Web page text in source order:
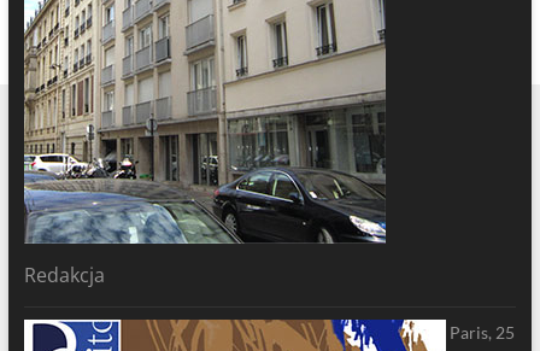
Redakcja
Paris, 25